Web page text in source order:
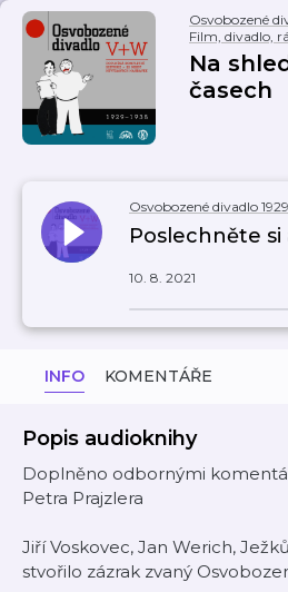
Osvobozené
Film, divadlo,
Na
časech
Osvobozené divadlo
Poslechněte
10. 8. 2021
INFO KOMENTÁŘE
Popis audioknihy
Doplněno odbornými
Petra Prajzlera
Jiří Voskovec, Jan Werich,
stvořilo zázrak zvaný